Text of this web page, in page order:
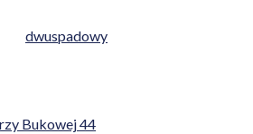
dwuspadowy